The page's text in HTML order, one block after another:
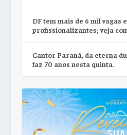
DF tem mais de 6 mil vagas
profissionalizantes; veja
Cantor Paraná, da eterna
faz 70 anos nesta quinta.